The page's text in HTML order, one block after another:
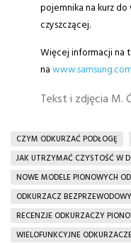
pojemnika na kurz
czyszczącej.
Więcej informacji
na
Tekst i zdjęcia M.
CZYM ODKURZAĆ PODŁOGĘ
JAK UTRZYMAĆ CZYSTOŚĆ W
NOWE MODELE PIONOWYCH
ODKURZACZ BEZPRZEWODOWY
RECENZJE ODKURZACZY
WIELOFUNKCYJNE ODKURZACZE